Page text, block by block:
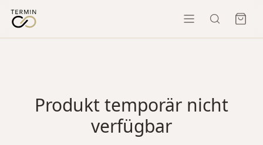
Produkt temporär nicht
verfügbar